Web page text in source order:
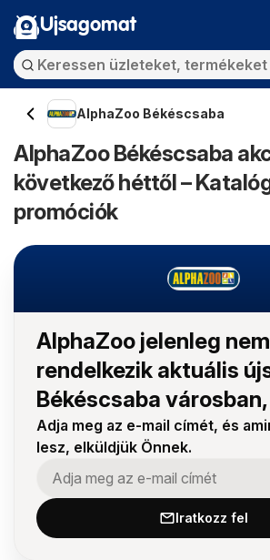
Ujsagomat
AlphaZoo Békéscsaba
AlphaZoo Békéscsaba
következő héttől –
promóciók
AlphaZoo jelenleg nem
rendelkezik aktuális
Békéscsaba városban,
Adja meg az e-mail címét, és
lesz, elküldjük Önnek.
Iratkozz fel